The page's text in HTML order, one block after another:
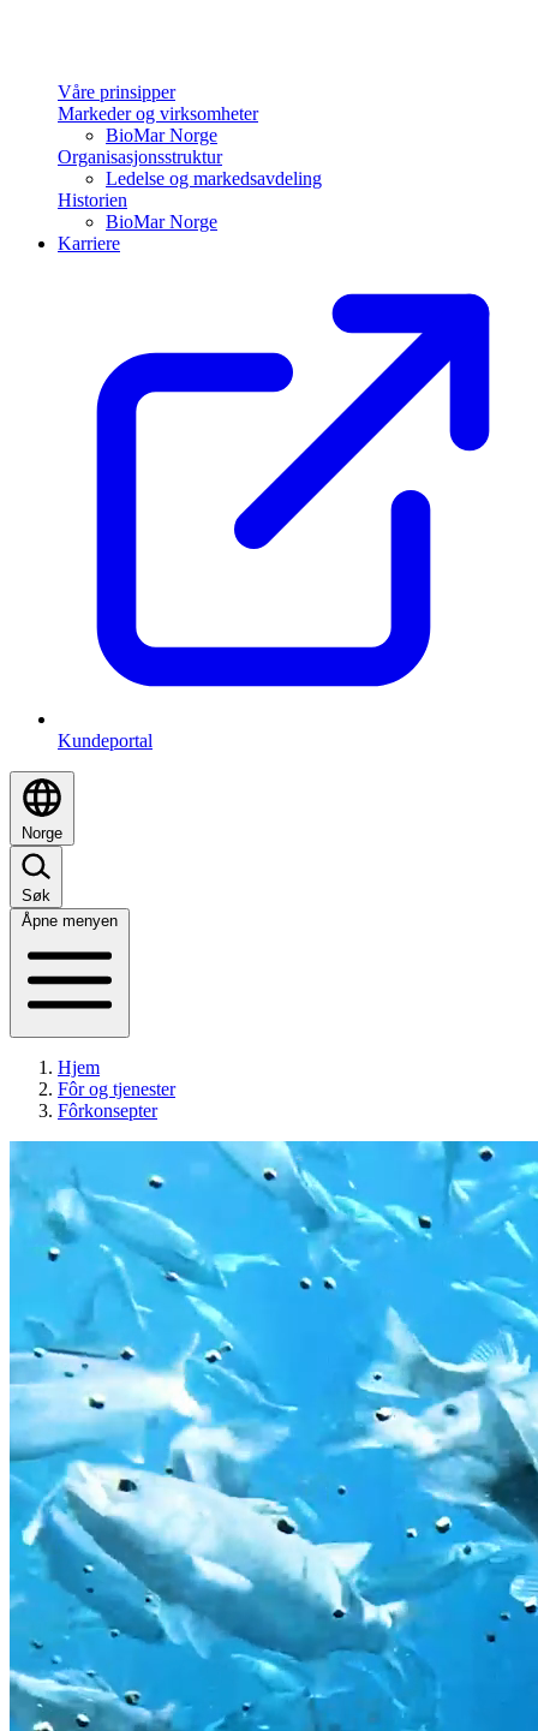
Våre prinsipper
Markeder og virksomheter
BioMar Norge
Organisasjonsstruktur
Ledelse og markedsavdeling
Historien
BioMar Norge
Karriere
Kundeportal
Norge
Søk
Åpne menyen
Hjem
Fôr og tjenester
Fôrkonsepter